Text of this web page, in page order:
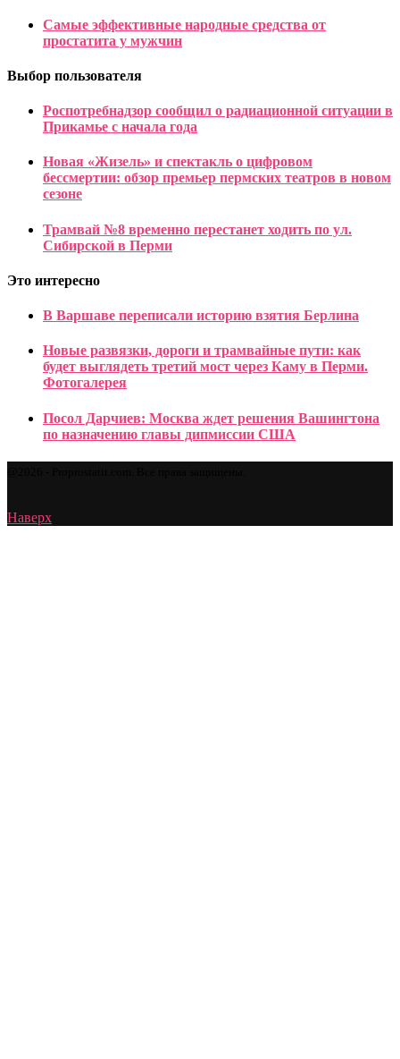
Самые эффективные народные средства от
простатита у мужчин
Выбор пользователя
Роспотребнадзор сообщил о радиационной ситуации в
Прикамье с начала года
Новая «Жизель» и спектакль о цифровом
бессмертии: обзор премьер пермских театров в новом
сезоне
Трамвай №8 временно перестанет ходить по ул.
Сибирской в Перми
Это интересно
В Варшаве переписали историю взятия Берлина
Новые развязки, дороги и трамвайные пути: как
будет выглядеть третий мост через Каму в Перми.
Фотогалерея
Посол Дарчиев: Москва ждет решения Вашингтона
по назначению главы дипмиссии США
Наверх